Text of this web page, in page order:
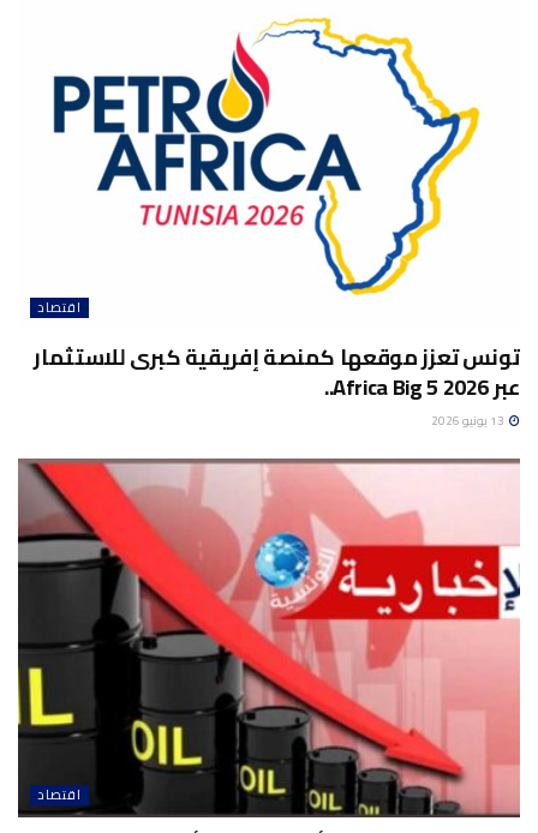
اقتصاد
تونس تعزز موقعها كمنصة إفريقية كبرى للاستثمار
عبر Africa Big 5 2026..
اقتصاد